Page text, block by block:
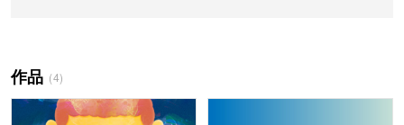
作品 (4)